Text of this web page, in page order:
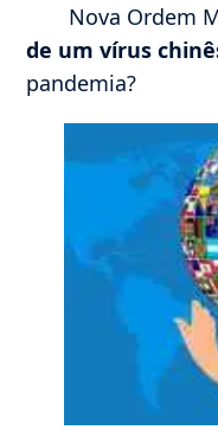
Nova Ordem
de um vírus
pandemia?